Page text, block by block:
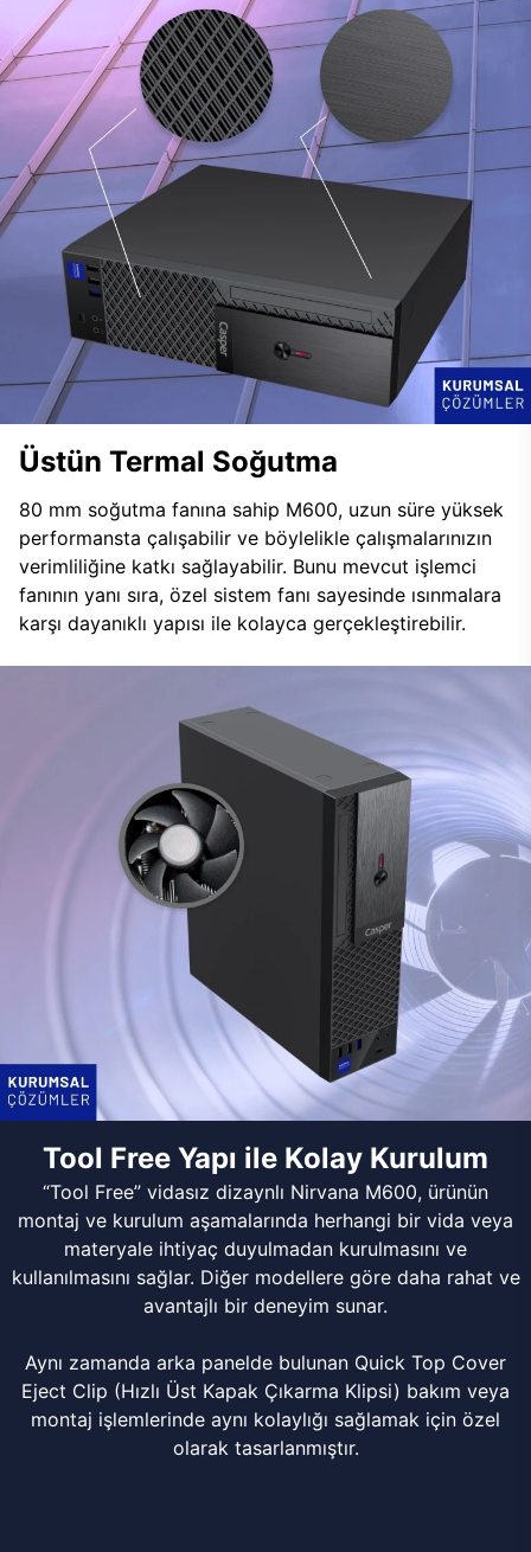
Üstün Termal Soğutma
80 mm soğutma fanına sahip M600, uzun süre yüksek
performansta çalışabilir ve böylelikle çalışmalarınızın
verimliliğine katkı sağlayabilir. Bunu mevcut işlemci
fanının yanı sıra, özel sistem fanı sayesinde ısınmalara
karşı dayanıklı yapısı ile kolayca gerçekleştirebilir.
Tool Free Yapı ile Kolay Kurulum
“Tool Free” vidasız dizaynlı Nirvana M600, ürünün
montaj ve kurulum aşamalarında herhangi bir vida veya
materyale ihtiyaç duyulmadan kurulmasını ve
kullanılmasını sağlar. Diğer modellere göre daha rahat ve
avantajlı bir deneyim sunar.
Aynı zamanda arka panelde bulunan Quick Top Cover
Eject Clip (Hızlı Üst Kapak Çıkarma Klipsi) bakım veya
montaj işlemlerinde aynı kolaylığı sağlamak için özel
olarak tasarlanmıştır.